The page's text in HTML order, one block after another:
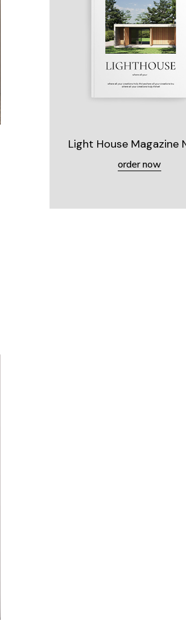
Light House Magazine
order now